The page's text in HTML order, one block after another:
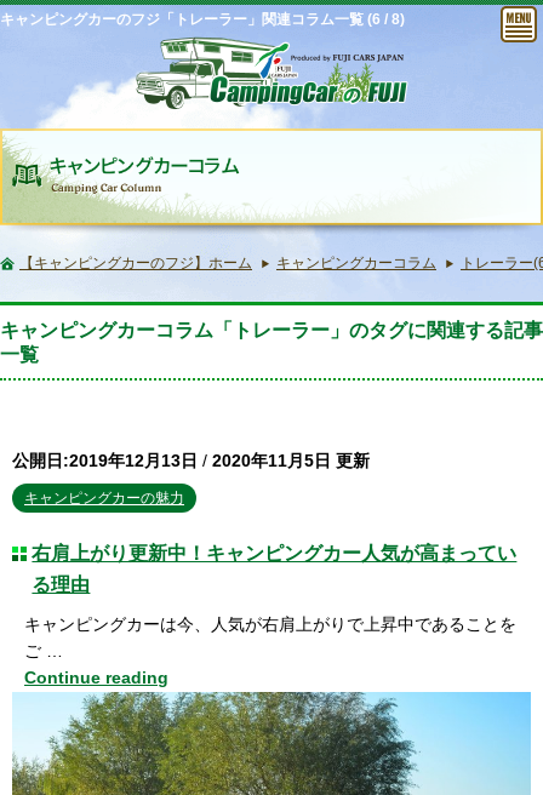
キャンピングカーのフジ「トレーラー」関連コラム一覧 (6 / 8)
【キャンピングカーのフジ】ホーム キャンピングカーコラム トレーラー
キャンピングカーコラム「トレーラー」のタグに関連する記事
一覧
公開日:2019年12月13日 / 2020年11月5日 更新
キャンピングカーの魅力
右肩上がり更新中！キャンピングカー人気が高まってい
る理由
キャンピングカーは今、人気が右肩上がりで上昇中であることを
ご …
Continue reading